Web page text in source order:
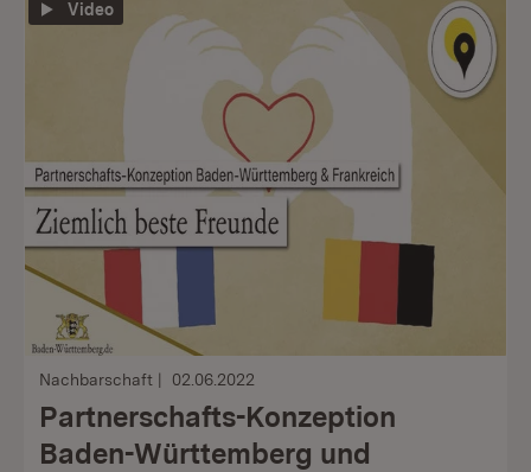
Video
Nachbarschaft 02.06.2022
Partnerschafts-Konzeption
Baden-Württemberg und